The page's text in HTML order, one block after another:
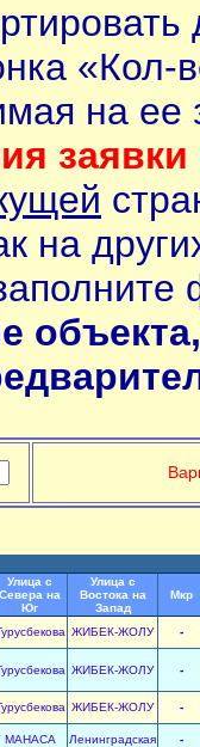
«Кол-
на ее
заявки
на
Улица с
Севера на
Юг
Улица с
Востока на
Запад
Мкр
ЖИБЕК-ЖОЛУ -
ЖИБЕК-ЖОЛУ -
ЖИБЕК-ЖОЛУ -
МАНАСА Ленинградская -